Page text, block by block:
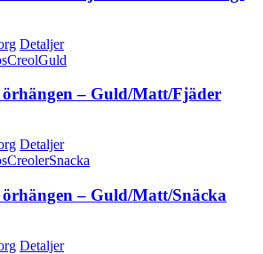
Detaljer
örhängen – Guld/Matt/Fjäder
Detaljer
örhängen – Guld/Matt/Snäcka
Detaljer